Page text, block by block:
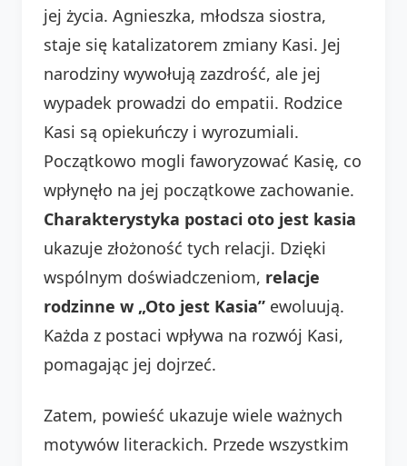
jej życia. Agnieszka, młodsza siostra,
staje się katalizatorem zmiany Kasi. Jej
narodziny wywołują zazdrość, ale jej
wypadek prowadzi do empatii. Rodzice
Kasi są opiekuńczy i wyrozumiali.
Początkowo mogli faworyzować Kasię, co
wpłynęło na jej początkowe zachowanie.
Charakterystyka postaci oto jest kasia
ukazuje złożoność tych relacji. Dzięki
wspólnym doświadczeniom, relacje
rodzinne w „Oto jest Kasia” ewoluują.
Każda z postaci wpływa na rozwój Kasi,
pomagając jej dojrzeć.
Zatem, powieść ukazuje wiele ważnych
motywów literackich. Przede wszystkim